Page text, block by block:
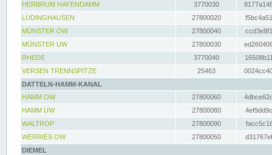
HERBRUM HAFENDAMM
3770030
LÜDINGHAUSEN
27800020
MÜNSTER OW
27800040
MÜNSTER UW
27800030
RHEDE
3770040
VERSEN TRENNSPITZE
25463
DATTELN-HAMM-KANAL
HAMM OW
27800060
HAMM UW
27800080
WALTROP
27800090
WERRIES OW
27800050
DIEMEL